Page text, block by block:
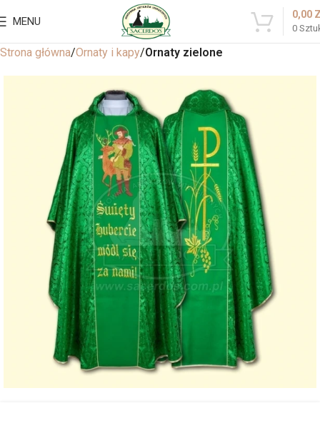
MENU
0
0,00
Strona główna Ornaty i kapy Ornaty zielone